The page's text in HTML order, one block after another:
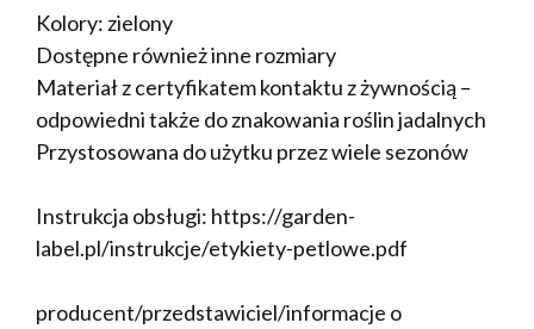
Kolory: zielony
Dostępne również inne rozmiary
Materiał z certyfikatem kontaktu z żywnością –
odpowiedni także do znakowania roślin jadalnych
Przystosowana do użytku przez wiele sezonów
Instrukcja obsługi: https://garden-
label.pl/instrukcje/etykiety-petlowe.pdf
producent/przedstawiciel/informacje o